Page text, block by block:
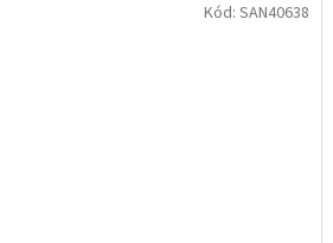
Kód: SAN40638